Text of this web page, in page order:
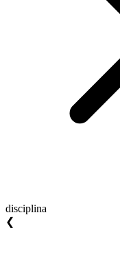
disciplina
❮